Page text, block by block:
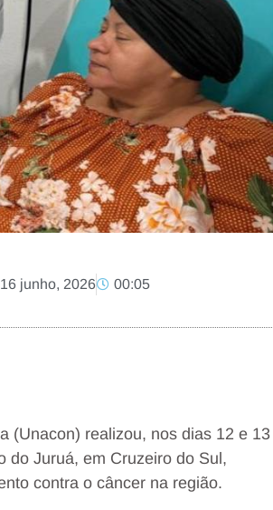
16 junho, 2026 00:05
(Unacon) realizou, nos dias 12 e 13
do Juruá, em Cruzeiro do Sul,
contra o câncer na região.